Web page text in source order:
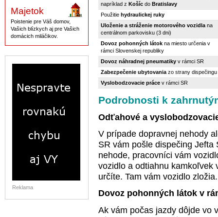
Majetok
Poistenie pre Váš domov,
Vašich blízkych aj pre Vašich
domácich miláčikov.
Reklama
napríklad z Košíc do Bratislavy
Použitie hydraulickej ruky
Uloženie a stráženie motorového vozidla na
centrálnom parkovisku (3 dni)
Dovoz pohonných látok na miesto určenia v
rámci Slovenskej republiky
Dovoz náhradnej pneumatiky v rámci SR
Zabezpečenie ubytovania zo strany dispečingu
Vyslobodzovacie práce v rámci SR
Podrobnosti k
Odťahové a
V prípade dopravnej nehody
SR vám pošle dispečing
nehode, pracovníci vám
vozidlo a odtiahnu kamkoľvek
určíte. Tam vám vozidlo zložia.
Dovoz pohonných látok v
Ak vám počas jazdy dôjde vo